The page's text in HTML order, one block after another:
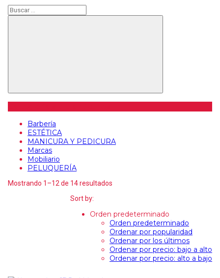
Buscar
Barbería
ESTÉTICA
MANICURA Y PEDICURA
Marcas
Mobiliario
PELUQUERÍA
Mostrando 1–12 de 14 resultados
Sort by:
Orden predeterminado
Orden predeterminado
Ordenar por popularidad
Ordenar por los últimos
Ordenar por precio: bajo a alto
Ordenar por precio: alto a bajo